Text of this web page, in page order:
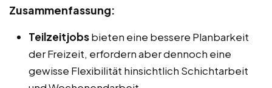
Zusammenfassung:
Teilzeitjobsbieten eine bessere Planbarkeit
der Freizeit, erfordern aber dennoch eine
gewisse Flexibilität hinsichtlich Schichtarbeit